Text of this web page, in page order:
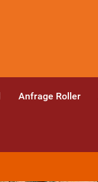
Anfrage Roller